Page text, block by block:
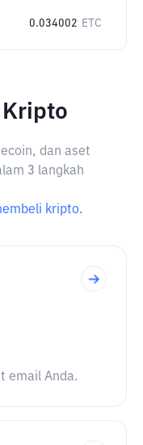
0.034002 ETC
Kripto
dan aset
3 langkah
kripto.
email Anda.